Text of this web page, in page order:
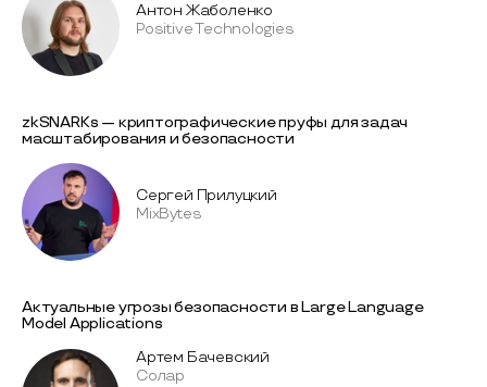
Антон Жаболенко
Positive Technologies
zkSNARKs — криптографические пруфы для задач
масштабирования и безопасности
Сергей Прилуцкий
MixBytes
Актуальные угрозы безопасности в Large Language
Model Applications
Артем Бачевский
Солар